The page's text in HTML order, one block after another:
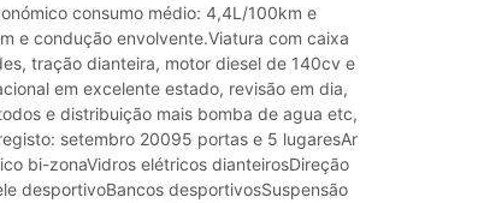
consumo médio: 4,4L/100km e
e condução envolvente.Viatura com caixa
tração dianteira, motor diesel de 140cv e
em excelente estado, revisão em dia,
e distribuição mais bomba de agua etc,
setembro 20095 portas e 5 lugaresAr
bi-zonaVidros elétricos dianteirosDireção
desportivoBancos desportivosSuspensão